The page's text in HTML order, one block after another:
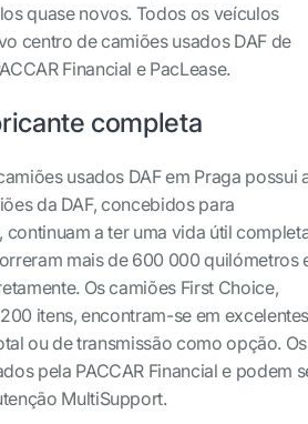
quase novos. Todos os veículos
centro de camiões usados DAF de
Financial e PacLease.
completa
usados DAF em Praga possui
da DAF, concebidos para
a ter uma vida útil
mais de 600 000 quilómetros
Os camiões First Choice,
itens, encontram-se em excelentes
ou de transmissão como opção. Os
pela PACCAR Financial e podem
MultiSupport.